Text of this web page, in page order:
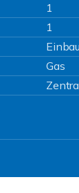
1
1
Gas